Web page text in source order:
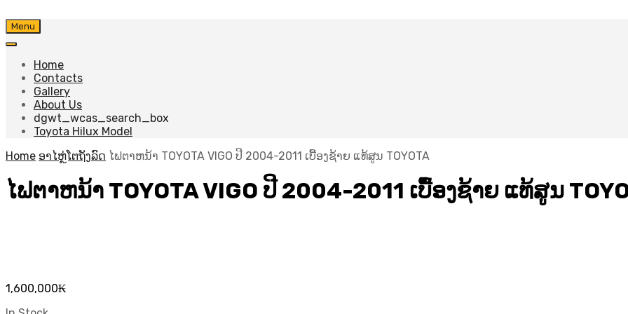
Skip
to
Menu
Home
Contacts
Gallery
About Us
dgwt_wcas_search_box
Toyota Hilux Model
Home ອາໄຫຼ່ໂຕຖັງລົດ ໄຟຕາຫນ້າ TOYOTA VIGO ປີ 2004-2011 ເບື້ອງຊ້າຍ ແທ້ສູນ TOYOTA
ໄຟຕາຫນ້າ TOYOTA VIGO ປີ 2004-2011 ເບື້ອງຊ້າຍ ແທ້ສູນ
1,600,000₭